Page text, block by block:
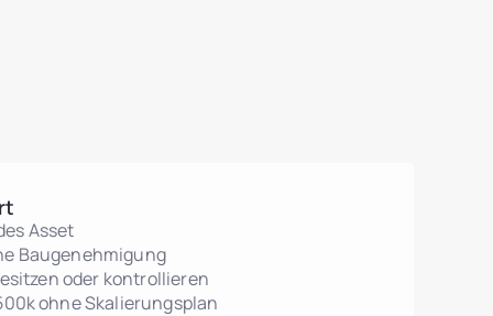
Asset
Baugenehmigung
oder kontrollieren
ohne Skalierungsplan